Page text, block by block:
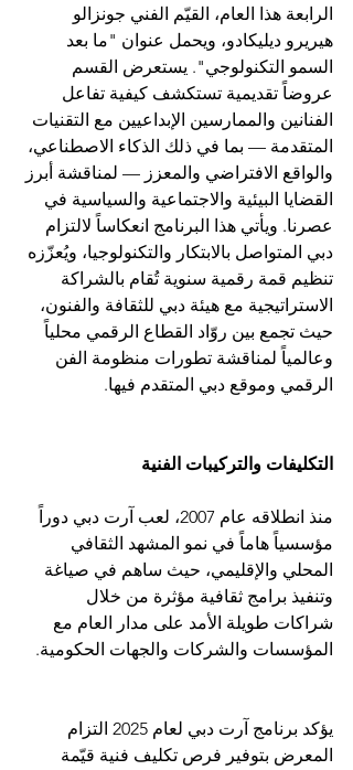
الرابعة هذا العام، القيّم الفني جونزالو
هيريرو ديليكادو، ويحمل عنوان "ما بعد
السمو التكنولوجي". يستعرض القسم
عروضاً تقديمية تستكشف كيفية تفاعل
الفنانين والممارسين الإبداعيين مع التقنيات
المتقدمة — بما في ذلك الذكاء الاصطناعي،
والواقع الافتراضي والمعزز — لمناقشة أبرز
القضايا البيئية والاجتماعية والسياسية في
عصرنا. ويأتي هذا البرنامج انعكاساً لالتزام
دبي المتواصل بالابتكار والتكنولوجيا، ويُعزّزه
تنظيم قمة رقمية سنوية تُقام بالشراكة
الاستراتيجية مع هيئة دبي للثقافة والفنون،
حيث تجمع بين روّاد القطاع الرقمي محلياً
وعالمياً لمناقشة تطورات منظومة الفن
الرقمي وموقع دبي المتقدم فيها.
التكليفات والتركيبات الفنية
منذ انطلاقه عام 2007، لعب آرت دبي دوراً
مؤسسياً هاماً في نمو المشهد الثقافي
المحلي والإقليمي، حيث ساهم في صياغة
وتنفيذ برامج ثقافية مؤثرة من خلال
شراكات طويلة الأمد على مدار العام مع
المؤسسات والشركات والجهات الحكومية.
يؤكد برنامج آرت دبي لعام 2025 التزام
المعرض بتوفير فرص تكليف فنية قيّمة